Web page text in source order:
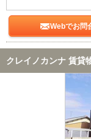
Webでお問
クレイノカンナ 賃貸